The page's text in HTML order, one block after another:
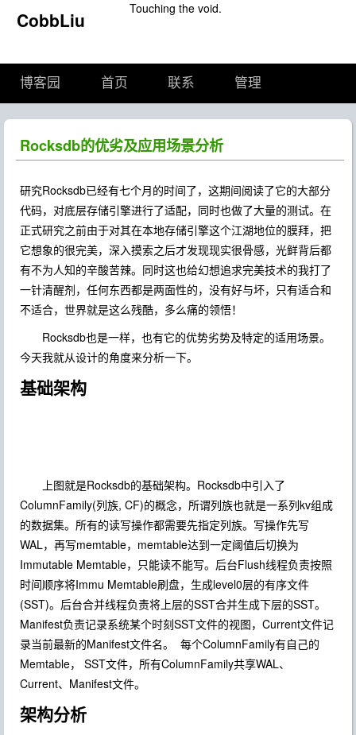
CobbLiu Touching the void.
博客园 首页 联系 管理
Rocksdb的优劣及应用场景分析
研究Rocksdb已经有七个月的时间了，这期间阅读了它的大部分
代码，对底层存储引擎进行了适配，同时也做了大量的测试。在
正式研究之前由于对其在本地存储引擎这个江湖地位的膜拜，把
它想象的很完美，深入摸索之后才发现现实很骨感，光鲜背后都
有不为人知的辛酸苦辣。同时这也给幻想追求完美技术的我打了
一针清醒剂，任何东西都是两面性的，没有好与坏，只有适合和
不适合，世界就是这么残酷，多么痛的领悟！
Rocksdb也是一样，也有它的优势劣势及特定的适用场景。
今天我就从设计的角度来分析一下。
基础架构
上图就是Rocksdb的基础架构。Rocksdb中引入了
ColumnFamily(列族, CF)的概念，所谓列族也就是一系列kv组成
的数据集。所有的读写操作都需要先指定列族。写操作先写
WAL，再写memtable，memtable达到一定阈值后切换为
Immutable Memtable，只能读不能写。后台Flush线程负责按照
时间顺序将Immu Memtable刷盘，生成level0层的有序文件
(SST)。后台合并线程负责将上层的SST合并生成下层的SST。
Manifest负责记录系统某个时刻SST文件的视图，Current文件记
录当前最新的Manifest文件名。 每个ColumnFamily有自己的
Memtable， SST文件，所有ColumnFamily共享WAL、
Current、Manifest文件。
架构分析